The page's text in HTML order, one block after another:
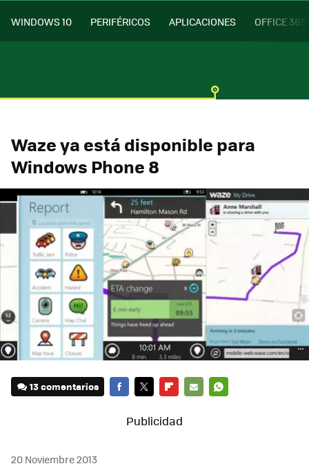
WINDOWS 10 PERIFÉRICOS APLICACIONES OFFICE 365
Waze ya está disponible para
Windows Phone 8
13 comentarios
20 Noviembre 2013